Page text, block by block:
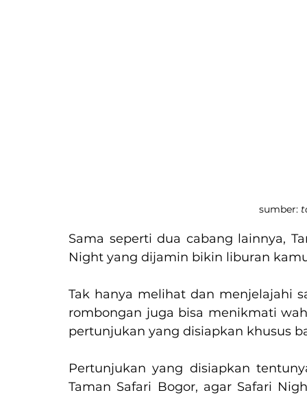
sumber:
Sama seperti dua cabang lainnya,
Night yang dijamin bikin liburan
Tak hanya melihat dan menjelajahi
rombongan juga bisa menikmati
pertunjukan yang disiapkan khusus
Pertunjukan yang disiapkan
Taman Safari Bogor, agar Safari